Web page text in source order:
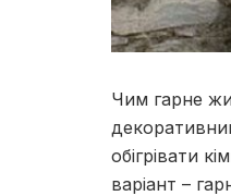
Чим гарне
обігрівати
варіант –